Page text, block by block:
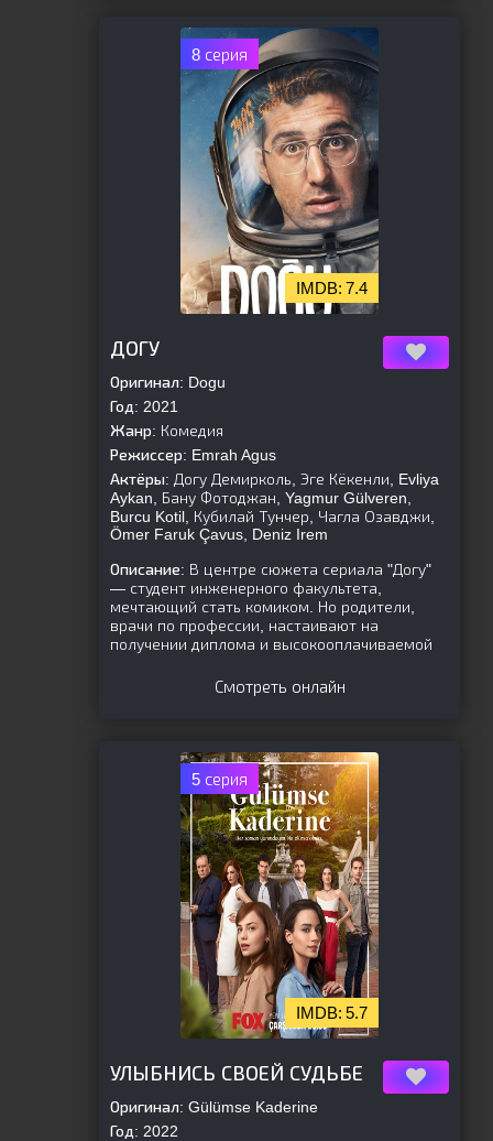
8 серия
7.4
ДОГУ
Оригинал: Dogu
Год: 2021
Жанр: Комедия
Режиссер: Emrah Agus
Актёры: Догу Демирколь, Эге Кёкенли, Evliya
Aykan, Бану Фотоджан, Yagmur Gülveren,
Burcu Kotil, Кубилай Тунчер, Чагла Озавджи,
Ömer Faruk Çavus, Deniz Irem
Описание: В центре сюжета сериала "Догу"
— студент инженерного факультета,
мечтающий стать комиком. Но родители,
врачи по профессии, настаивают на
получении диплома и высокооплачиваемой
Смотреть онлайн
5 серия
5.7
УЛЫБНИСЬ СВОЕЙ СУДЬБЕ
Оригинал: Gülümse Kaderine
Год: 2022